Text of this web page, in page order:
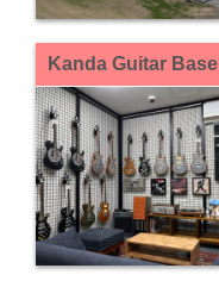
Kanda Guitar Base